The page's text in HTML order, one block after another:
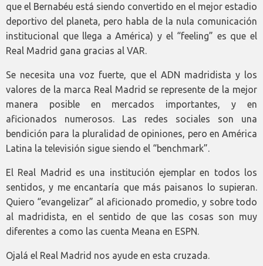
que el Bernabéu está siendo convertido en el mejor estadio
deportivo del planeta, pero habla de la nula comunicación
institucional que llega a América) y el “feeling” es que el
Real Madrid gana gracias al VAR.
Se necesita una voz fuerte, que el ADN madridista y los
valores de la marca Real Madrid se represente de la mejor
manera posible en mercados importantes, y en
aficionados numerosos. Las redes sociales son una
bendición para la pluralidad de opiniones, pero en América
Latina la televisión sigue siendo el “benchmark”.
El Real Madrid es una institución ejemplar en todos los
sentidos, y me encantaría que más paisanos lo supieran.
Quiero “evangelizar” al aficionado promedio, y sobre todo
al madridista, en el sentido de que las cosas son muy
diferentes a como las cuenta Meana en ESPN.
Ojalá el Real Madrid nos ayude en esta cruzada.